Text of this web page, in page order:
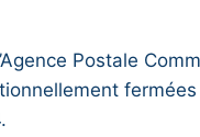
Postale